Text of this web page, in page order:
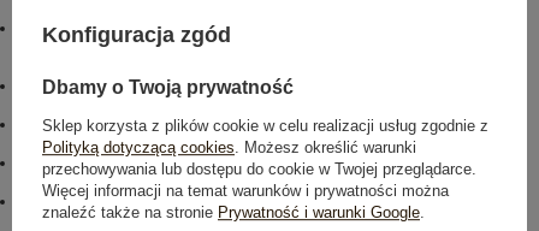
#modelka:
Modelka ma na sobie rozmiar XL/XXL. Wymiary modelki: wzrost 172
#styl:
#wzór dominujący:
motyw zwierzęcy
#dekolt:
okrągły
emblemat_FP:
txt_PLUS SIZE#000000#FFFFFF,dół,lewo,col
Konfiguracja zgód
Dbamy o Twoją prywatność
Sklep korzysta z plików cookie w celu realizacji usług zgodnie z
Polityką dotyczącą cookies . Możesz określić warunki
przechowywania lub dostępu do cookie w Twojej przeglądarce.
Więcej informacji na temat warunków i prywatności można
znaleźć także na stronie Prywatność i warunki Google